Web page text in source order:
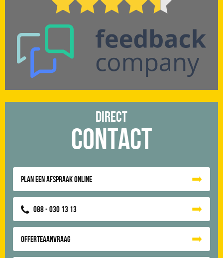
Direct
Contact
Plan een afspraak online
088 - 030 13 13
Offerteaanvraag